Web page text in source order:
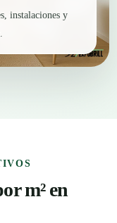
instalaciones y
m² en